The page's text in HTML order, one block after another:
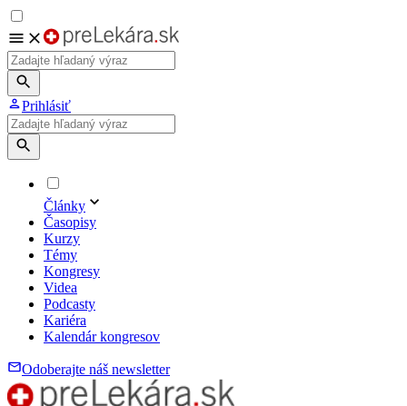
Prihlásiť
Články
Časopisy
Kurzy
Témy
Kongresy
Videa
Podcasty
Kariéra
Kalendár kongresov
Odoberajte náš newsletter